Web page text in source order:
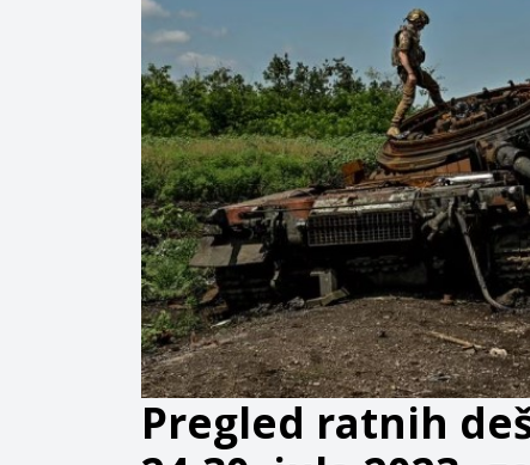
Pregled ratnih